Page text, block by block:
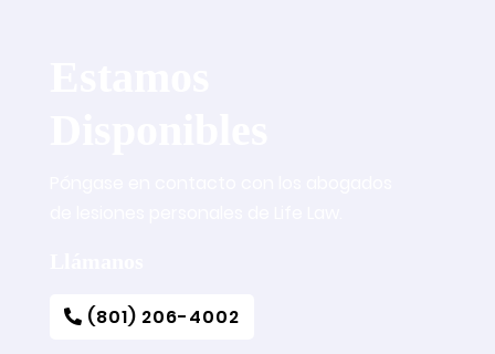
(801) 206-4002